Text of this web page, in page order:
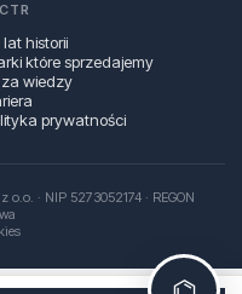
lat historii
które sprzedajemy
wiedzy
prywatności
· NIP 5273052174 · REGON